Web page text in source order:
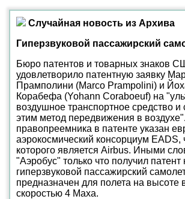
Случайная новость из Архива
Гиперзвуковой пассажирский
Бюро патентов и товарных знаков
удовлетворило патентную заявку
Прамполини (Marco Prampolini) и
Корабефа (Yohann Coraboeuf) на
воздушное транспортное средство и
этим метод передвижения в
правопреемника в патенте указан
аэрокосмический консорциум EADS,
которого является Airbus. Иными
"Аэробус" только что получил патент
гиперзвуковой пассажирский
предназначен для полета на
скоростью 4 Маха.